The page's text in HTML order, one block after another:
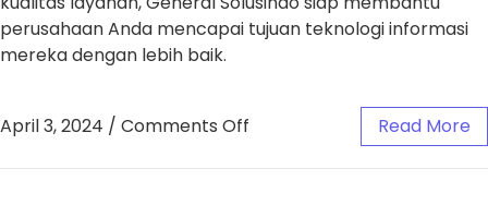
perusahaan Anda mencapai tujuan teknologi informasi
mereka dengan lebih baik.
April 3, 2024 / Comments Off Read More